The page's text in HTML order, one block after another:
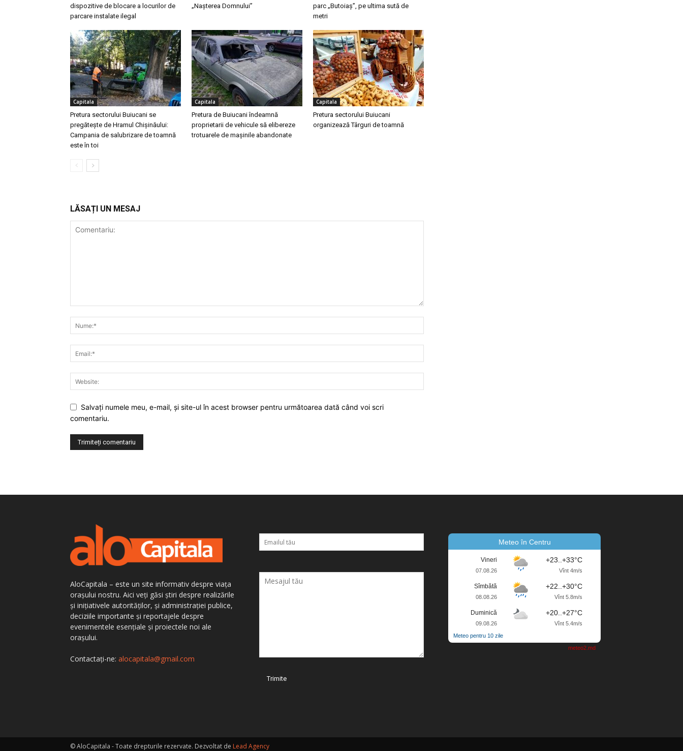
dispozitive de blocare a locurilor de
parcare instalate ilegal
„Nașterea Domnului”
parc „Butoiaș”, pe ultima sută de
metri
Capitala
Pretura sectorului Buiucani se
pregătește de Hramul Chișinăului:
Campania de salubrizare de toamnă
este în toi
Capitala
Pretura de Buiucani îndeamnă
proprietarii de vehicule să elibereze
trotuarele de mașinile abandonate
Capitala
Pretura sectorului Buiucani
organizează Târguri de toamnă
LĂSAȚI UN MESAJ
Salvaţi numele meu, e-mail, şi site-ul în acest browser pentru următoarea dată când voi scri
comentariu.
AloCapitala – este un site informativ despre viața
orașului nostru. Aici veți găsi știri despre realizările
și inițiativele autorităților, și administrației publice,
deciziile importante și reportajele despre
evenimentele esențiale și proiectele noi ale
orașului.
Contactați-ne: alocapitala@gmail.com
Meteo în Centru
Vineri
07.08.26
+23..+33°C
Vînt 4m/s
Sîmbătă
08.08.26
+22..+30°C
Vînt 5.8m/s
Duminică
09.08.26
+20..+27°C
Vînt 5.4m/s
Meteo pentru 10 zile
meteo2.md
© AloCapitala - Toate drepturile rezervate. Dezvoltat de Lead Agency